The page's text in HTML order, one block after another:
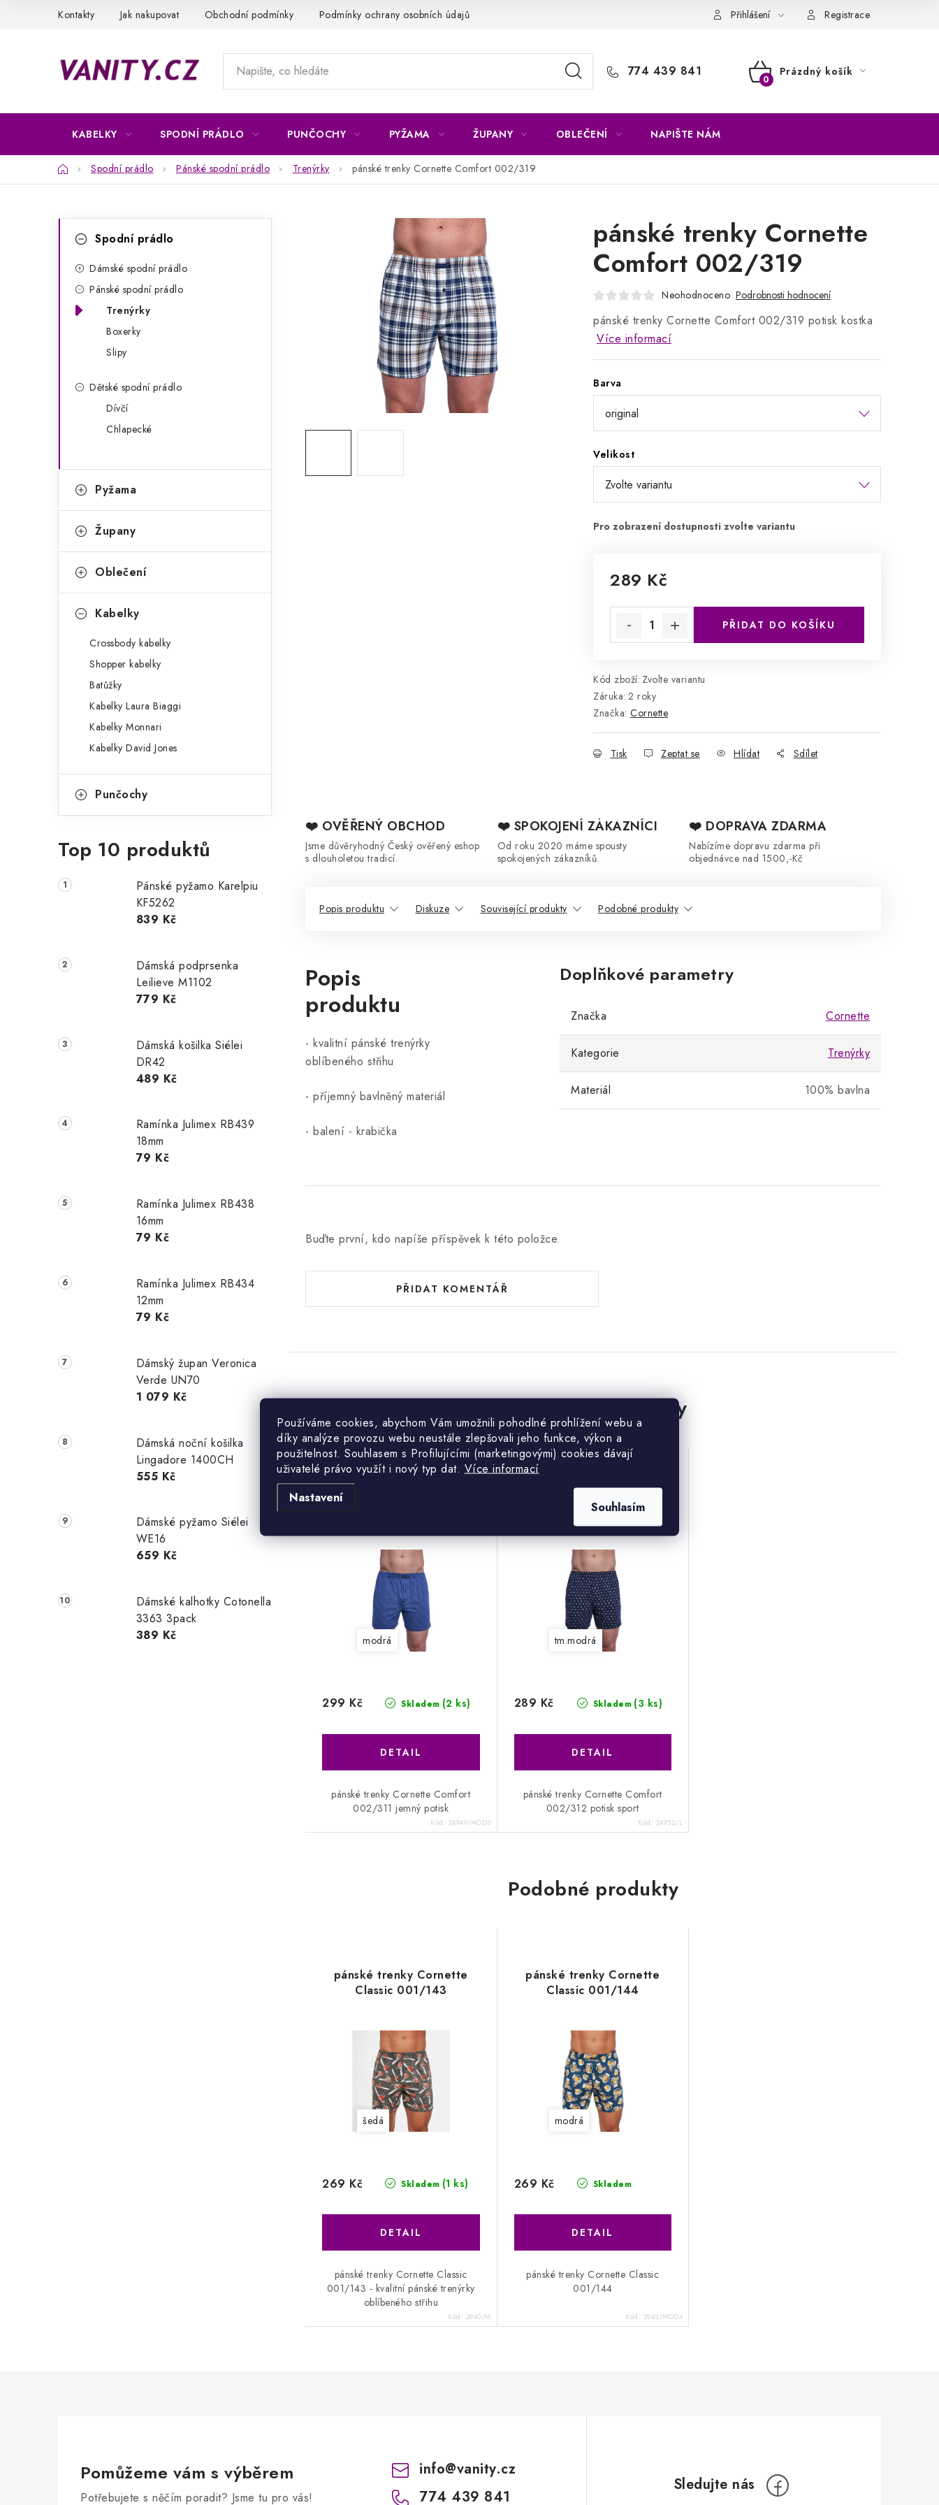
Používáme cookies, abychom Vám umožnili pohodlné prohlížení webu a
díky analýze provozu webu neustále zlepšovali jeho funkce, výkon a
použitelnost. Souhlasem s Profilujícími (marketingovými) cookies dávají
uživatelé právo využít i nový typ dat. Více informací
Nastavení
Souhlasím
Kontakty Jak nakupovat Obchodní podmínky Podmínky ochrany osobních údajů Přihlášení Registrace
774 439 841
NÁKUPNÍ
Prázdný košík
KABELKY SPODNÍ PRÁDLO PUNČOCHY PYŽAMA ŽUPANY OBLEČENÍ NAPIŠTE NÁM
DomůSpodní prádlo Pánské spodní prádlo Trenýrky pánské trenky Cornette Comfort 002/319
p
e
kategorieSpodní prádlo
Dámské spodní prádlo
Pánské spodní prádlo
Trenýrky
Boxerky
Slipy
Dětské spodní prádlo
Dívčí
Chlapecké
Pyžama
Župany
Oblečení
Kabelky
Crossbody kabelky
Shopper kabelky
Batůžky
Kabelky Laura Biaggi
Kabelky Monnari
Kabelky David Jones
Punčochy
Top 10 produktů
Pánské pyžamo Karelpiu
KF5262
839 Kč
Dámská podprsenka
Leilieve M1102
779 Kč
Dámská košilka Siélei
DR42
489 Kč
Ramínka Julimex RB439
18mm
79 Kč
Ramínka Julimex RB438
16mm
79 Kč
Ramínka Julimex RB434
12mm
79 Kč
Dámský župan Veronica
Verde UN70
1 079 Kč
Dámská noční košilka
Lingadore 1400CH
555 Kč
Dámské pyžamo Siélei
WE16
659 Kč
Dámské kalhotky Cotonella
3363 3pack
389 Kč
pánské trenky Cornette
Comfort 002/319
Neohodnoceno Podrobnosti hodnocení
pánské trenky Cornette Comfort 002/319 potisk kostka
Více informací
Barva
Velikost
289 Kč
PŘIDAT DO KOŠÍKU
Kód zboží: Zvolte variantu
Záruka: 2 roky
Značka: Cornette
Tisk Zeptat se Hlídat Sdílet
❤️ OVĚŘENÝ OBCHOD
Jsme důvěryhodný Český ověřený eshop
s dlouholetou tradicí.
❤️ SPOKOJENÍ ZÁKAZNÍCI
Od roku 2020 máme spousty
spokojených zákazníků.
❤️ DOPRAVA ZDARMA
Nabízíme dopravu zdarma při
objednávce nad 1500,-Kč
Popis produktu Diskuze Související produkty Podobné produkty
Popis
produktu
- kvalitní pánské trenýrky
oblíbeného střihu
- příjemný bavlněný materiál
- balení - krabička
Doplňkové parametry
Značka Cornette
Kategorie Trenýrky
Materiál 100% bavlna
Buďte první, kdo napíše příspěvek k této položce.
PŘIDAT KOMENTÁŘ
Související produkty
pánské trenky Cornette
modrá
Skladem (2 ks)
299 Kč
pánské trenky Cornette Comfort
002/311 jemný potisk
Kód: 24949/MOD3
pánské trenky Cornette
Comfort 002/312
tm.modrá
Skladem (3 ks)
289 Kč
pánské trenky Cornette Comfort
002/312 potisk sport
Kód: 24952/L
Podobné produkty
pánské trenky Cornette
Classic 001/143
šedá
Skladem (1 ks)
269 Kč
pánské trenky Cornette Classic
001/143 - kvalitní pánské trenýrky
oblíbeného střihu
Kód: 2940/M
pánské trenky Cornette
Classic 001/144
modrá
Skladem
269 Kč
pánské trenky Cornette Classic
001/144
Kód: 2943/MOD4
Pomůžeme vám s výběrem
Potřebujete s něčím poradit? Jsme tu pro vás!
info@vanity.cz
774 439 841